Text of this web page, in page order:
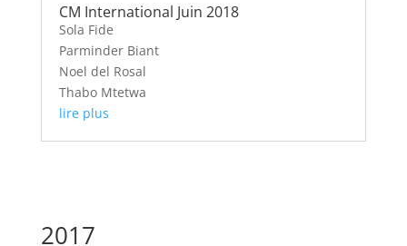
CM International Juin 2018
Sola Fide
Parminder Biant
Noel del Rosal
Thabo Mtetwa
lire plus
2017